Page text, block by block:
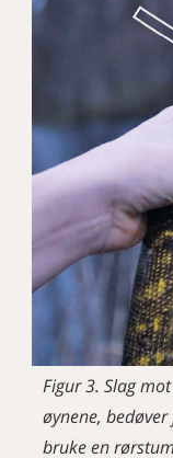
Figur 3. Slag
øynene,
bruke en